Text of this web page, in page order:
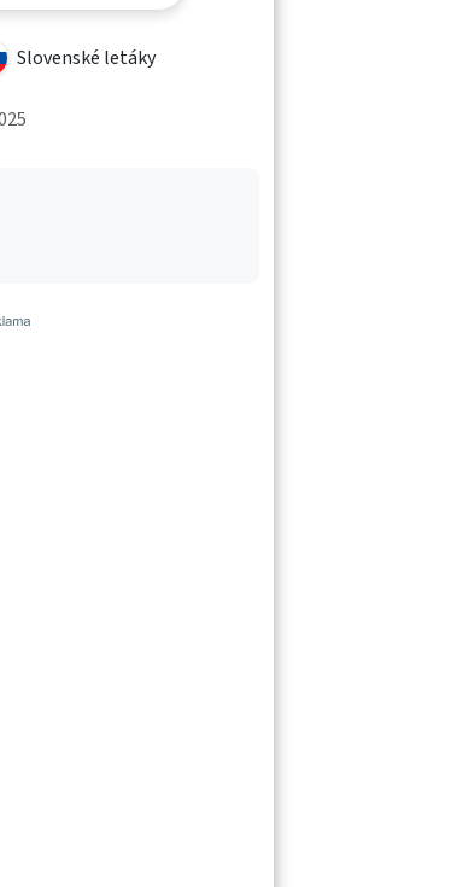
Slovenské letáky